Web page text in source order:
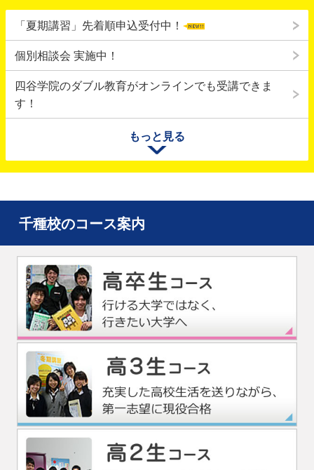
「夏期講習」先着順申込受付中！
個別相談会 実施中！
四谷学院のダブル教育がオンラインでも受講できま
す！
の方々に心からお見舞い申し上げます。皆様の安全と、一日
も早い復旧・復興をお祈りいたします。
個別相談会実施中！
2026年度 大学入学共通テスト特集
保護者体験談が増えました！
四谷学院マンガ公開中！
パンフレット資料請求受付中！
もっと見る
千種校のコース案内